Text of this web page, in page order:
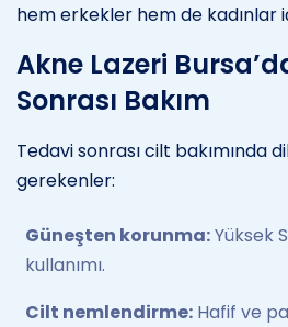
hem erkekler hem de kadınlar
Akne Lazeri
Sonrası Bakım
Tedavi sonrası cilt bakımında
gerekenler:
Güneşten korunma:Yüksek
kullanımı.
Cilt nemlendirme: Hafif ve